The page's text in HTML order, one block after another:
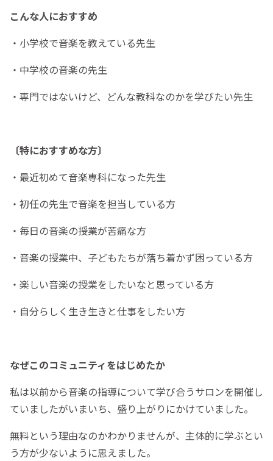
こんな人におすすめ
・小学校で音楽を教えている先生
・中学校の音楽の先生
・専門ではないけど、どんな教科なのかを学びたい先生
〔特におすすめな方〕
・最近初めて音楽専科になった先生
・初任の先生で音楽を担当している方
・毎日の音楽の授業が苦痛な方
・音楽の授業中、子どもたちが落ち着かず困っている方
・楽しい音楽の授業をしたいなと思っている方
・自分らしく生き生きと仕事をしたい方
なぜこのコミュニティをはじめたか
私は以前から音楽の指導について学び合うサロンを開催し
ていましたがいまいち、盛り上がりにかけていました。
無料という理由なのかわかりませんが、主体的に学ぶとい
う方が少ないように思えました。